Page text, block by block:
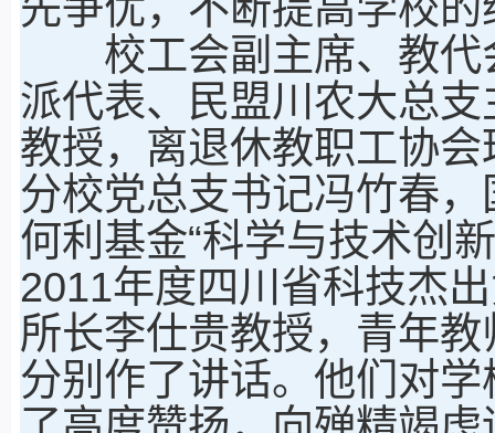
校工会副主席、教代
派代表、民盟川农大总
教授，离退休教职工协
分校党总支书记冯竹春
何利基金“科学与技术创
2011年度四川省科技杰
所长李仕贵教授，青年
分别作了讲话。他们对